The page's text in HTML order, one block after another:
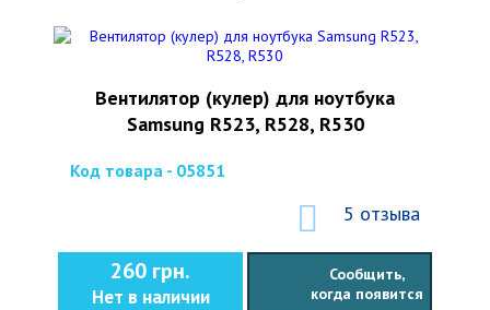
Вентилятор (кулер) для ноутбука
Samsung R523, R528, R530
Код товара - 05851
5 отзыва
260 грн.
Нет в наличии
Сообщить,
когда появится